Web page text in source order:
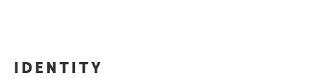
IDENTITY